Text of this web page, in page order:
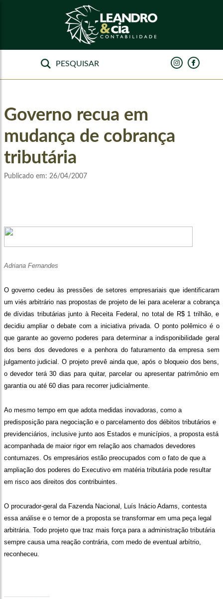
Governo recua em
mudança de cobrança
tributária
Publicado em: 26/04/2007
Adriana Fernandes
O governo cedeu às pressões de setores empresariais que identificaram
um viés arbitrário nas propostas de projeto de lei para acelerar a cobrança
de dívidas tributárias junto à Receita Federal, no total de R$ 1 trilhão, e
decidiu ampliar o debate com a iniciativa privada. O ponto polêmico é o
que garante ao governo poderes para determinar a indisponibilidade geral
dos bens dos devedores e a penhora do faturamento da empresa sem
julgamento judicial. O projeto prevê ainda que, após o bloqueio dos bens,
o devedor terá 30 dias para quitar, parcelar ou apresentar patrimônio em
garantia ou até 60 dias para recorrer judicialmente.
Ao mesmo tempo em que adota medidas inovadoras, como a
predisposição para negociação e o parcelamento dos débitos tributários e
previdenciários, inclusive junto aos Estados e municípios, a proposta está
acompanhada de maior rigor em relação aos chamados devedores
contumazes. Os empresários estão preocupados com o fato de que a
ampliação dos poderes do Executivo em matéria tributária pode resultar
em risco aos direitos dos contribuintes.
O procurador-geral da Fazenda Nacional, Luís Inácio Adams, contesta
essa análise e o temor de a proposta se transformar em uma peça legal
arbitrária. Todo projeto que traz mais força para a administração tributária
sempre causa uma reação contrária, com medo de eventual arbítrio,
reconheceu.